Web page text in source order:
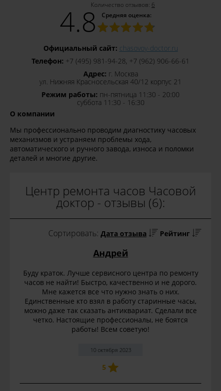
Количество отзывов: 6
Средняя оценка:
4.8
Официальный сайт: chasovoy-doctor.ru
Телефон: +7 (495) 981-94-28, +7 (962) 906-66-61
Адрес: г. Москва
ул. Нижняя Красносельская 40/12 корпус 21
Режим работы: пн-пятница 11:30 - 20:00
суббота 11:30 - 16:30
О компании
Мы профессионально проводим диагностику часовых
механизмов и устраняем проблемы хода,
автоматического и ручного завода, износа и поломки
деталей и многие другие.
Центр ремонта часов Часовой
доктор - отзывы (6):
Сортировать: Дата отзыва Рейтинг
Андрей
Буду краток. Лучше сервисного центра по ремонту
часов не найти! Быстро, качественно и не дорого.
Мне кажется все что нужно знать о них.
Единственные кто взял в работу старинные часы,
можно даже так сказать антиквариат. Сделали все
четко. Настоящие профессионалы, не боятся
работы! Всем советую!
10 октября 2023
5